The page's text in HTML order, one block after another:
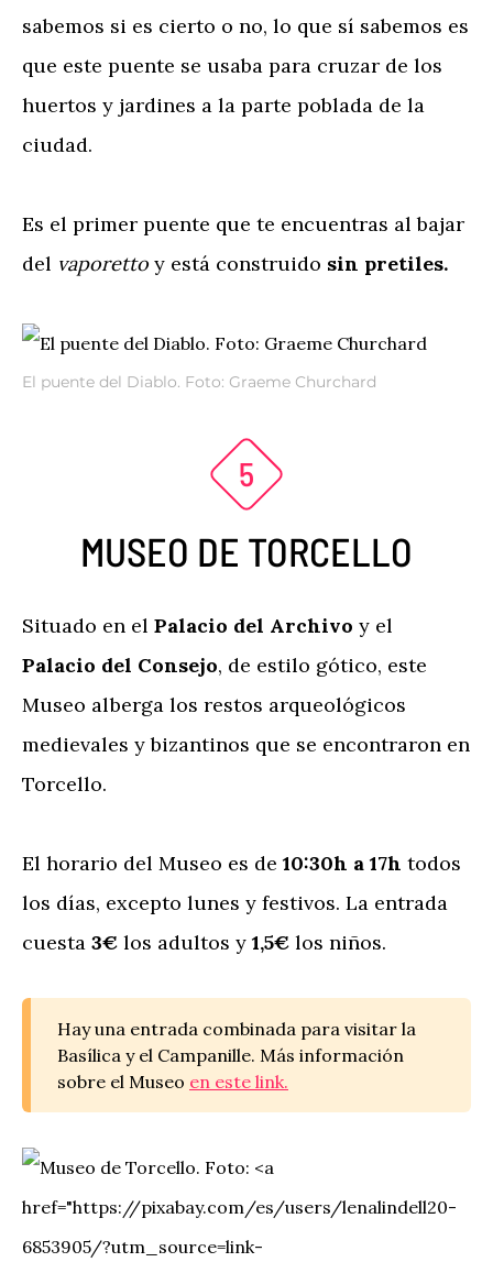
sabemos si es cierto o no, lo que sí sabemos es
que este puente se usaba para cruzar de los
huertos y jardines a la parte poblada de la
ciudad.
Es el primer puente que te encuentras al bajar
del vaporetto y está construido sin pretiles.
El puente del Diablo. Foto: Graeme Churchard
MUSEO DE TORCELLO
Situado en el Palacio del Archivo y el
Palacio del Consejo, de estilo gótico, este
Museo alberga los restos arqueológicos
medievales y bizantinos que se encontraron en
Torcello.
El horario del Museo es de 10:30h a 17h todos
los días, excepto lunes y festivos. La entrada
cuesta 3€ los adultos y 1,5€ los niños.
Hay una entrada combinada para visitar la
Basílica y el Campanille. Más información
sobre el Museo en este link.